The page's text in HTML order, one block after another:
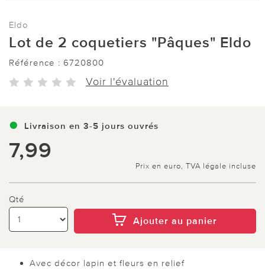
Eldo
Lot de 2 coquetiers "Pâques" Eldo
Référence : 6720800
Voir l'évaluation
Livraison en 3-5 jours ouvrés
7,99
Prix en euro, TVA légale incluse
Qté
Ajouter au panier
Avec décor lapin et fleurs en relief